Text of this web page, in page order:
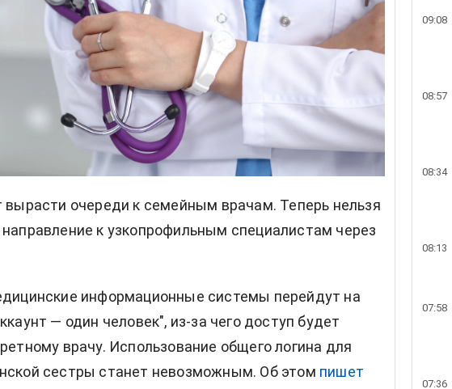
вырасти очереди к семейным врачам. Теперь нельзя
к узкопрофильным специалистам через
информационные системы перейдут на
— один человек", из-за чего доступ будет
врачу. Использование общего логина для
сестры станет невозможным. Об этом пишет
09:08
08:57
08:34
08:13
07:58
07:36